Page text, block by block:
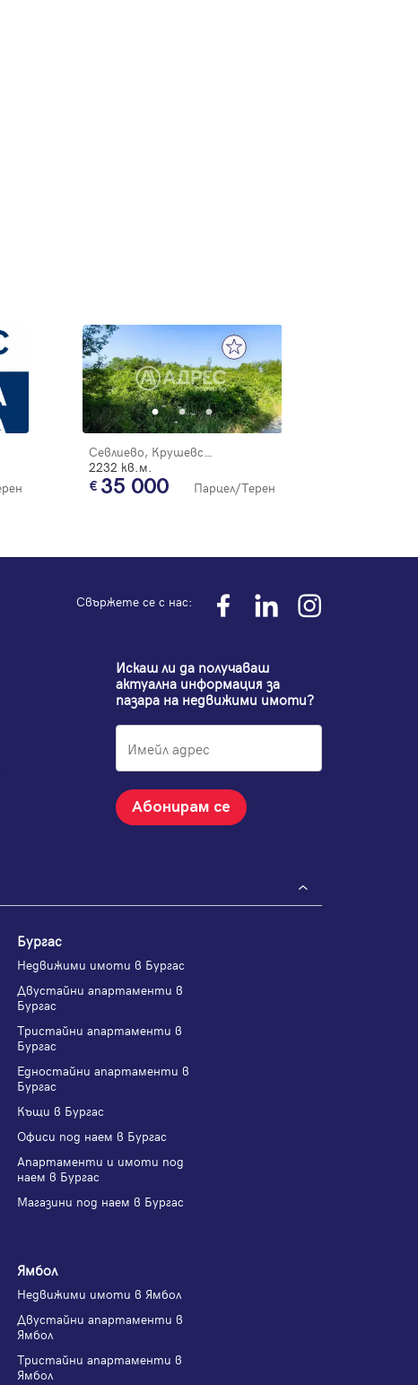
2232 кв.м.
35 000 Парцел/Терен
Свържете се с нас:
Искаш ли да получаваш
актуална информация за
пазара на недвижими имоти?
Абонирам се
Бургас
Недвижими имоти в Бургас
Двустайни апартаменти в
Бургас
Тристайни апартаменти в
Бургас
Едностайни апартаменти в
Бургас
Къщи в Бургас
Офиси под наем в Бургас
Апартаменти и имоти под
наем в Бургас
Магазини под наем в Бургас
Ямбол
Недвижими имоти в Ямбол
Двустайни апартаменти в
Ямбол
Тристайни апартаменти в
Ямбол